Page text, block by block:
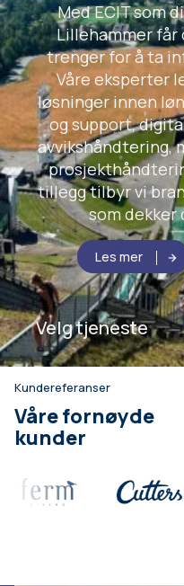
Med ECIT som
Lillehammer får
trenger for å ta
Våre eksperter
løsninger innen
og support,
avvikshåndtering,
tillegg tilbyr vi
som dekker
Les mer
Velg tjeneste
Kundereferanser
Våre fornøyde
kunder